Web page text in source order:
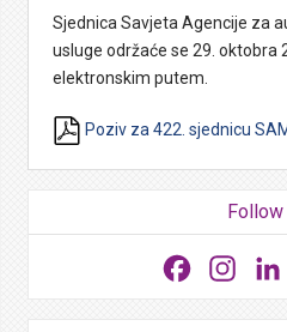
Sjednica Savjeta Agencije za
usluge održaće se 29. oktobra
elektronskim putem.
Poziv za 422. sjednicu
Follow
Facebook